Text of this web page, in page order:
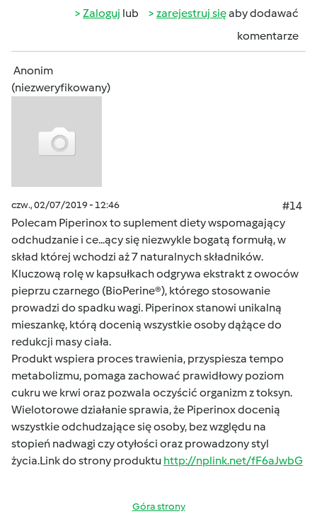
Zaloguj lub zarejestruj sięaby dodawać
komentarze
Anonim
(niezweryfikowany)
czw., 02/07/2019 - 12:46
#14
Polecam Piperinox to suplement diety wspomagający
odchudzanie i ce...ący się niezwykle bogatą formułą, w
skład której wchodzi aż 7 naturalnych składników.
Kluczową rolę w kapsułkach odgrywa ekstrakt z owoców
pieprzu czarnego (BioPerine®), którego stosowanie
prowadzi do spadku wagi. Piperinox stanowi unikalną
mieszankę, którą docenią wszystkie osoby dążące do
redukcji masy ciała.
Produkt wspiera proces trawienia, przyspiesza tempo
metabolizmu, pomaga zachować prawidłowy poziom
cukru we krwi oraz pozwala oczyścić organizm z toksyn.
Wielotorowe działanie sprawia, że Piperinox docenią
wszystkie odchudzające się osoby, bez względu na
stopień nadwagi czy otyłości oraz prowadzony styl
życia.Link do strony produktu http://nplink.net/fF6aJwbG
Góra strony